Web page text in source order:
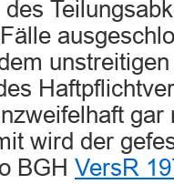
gar
wird der
BGH VersR